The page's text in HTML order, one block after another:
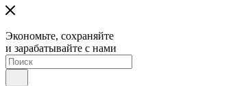
Экономьте, сохраняйте
и зарабатывайте с нами